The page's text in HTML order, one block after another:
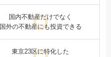
国内不動産だけでなく
国外の不動産にも投資できる
東京23区に特化した